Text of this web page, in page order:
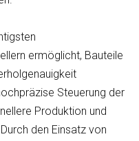
ermöglicht, Bauteile
Steuerung der
Produktion und
den Einsatz von